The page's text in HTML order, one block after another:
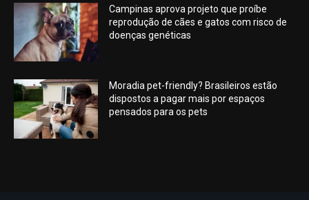
Campinas aprova projeto que proíbe
reprodução de cães e gatos com risco de
doenças genéticas
Moradia pet-friendly? Brasileiros estão
dispostos a pagar mais por espaços
pensados para os pets